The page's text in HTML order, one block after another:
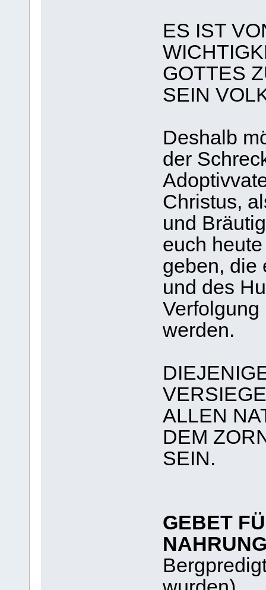
ES IST
GOTTES
SEIN
Deshalb
der
Christus,
und
euch
geben, die
und des
werden.
ALLEN
DEM
SEIN.
GEBET